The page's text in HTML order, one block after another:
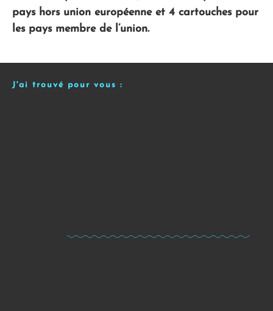
pays hors union européenne et 4 cartouches pour
les pays membre de l’union.
J'ai trouvé pour vous :